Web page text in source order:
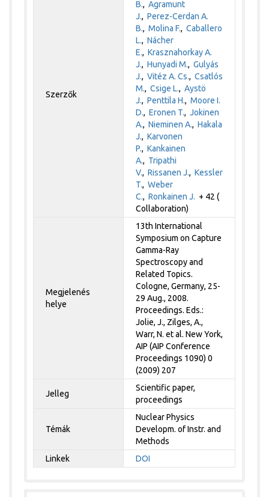
Szerzők
B.,Agramunt
J.,Perez-Cerdan A.
B.,Molina F.,Caballero
L.,Nácher
E.,Krasznahorkay A.
J.,Hunyadi M.,Gulyás
J.,Vitéz A. Cs.,Csatlós
M.,Csige L.,Aystö
J.,Penttila H.,Moore I.
D.,Eronen T.,Jokinen
A.,Nieminen A.,Hakala
J.,Karvonen
P.,Kankainen
A., Tripathi
V.,Rissanen J.,Kessler
T.,Weber
C.,Ronkainen J. + 42 (
Collaboration)
Megjelenés
helye
13th International
Symposium on Capture
Gamma-Ray
Spectroscopy and
Related Topics.
Cologne, Germany, 25-
29 Aug., 2008.
Proceedings. Eds.:
Jolie, J., Zilges, A.,
Warr, N. et al. New York,
AIP (AIP Conference
Proceedings 1090) 0
(2009) 207
Jelleg
Scientific paper,
proceedings
Témák
Nuclear Physics
Developm. of Instr. and
Methods
Linkek
DOI